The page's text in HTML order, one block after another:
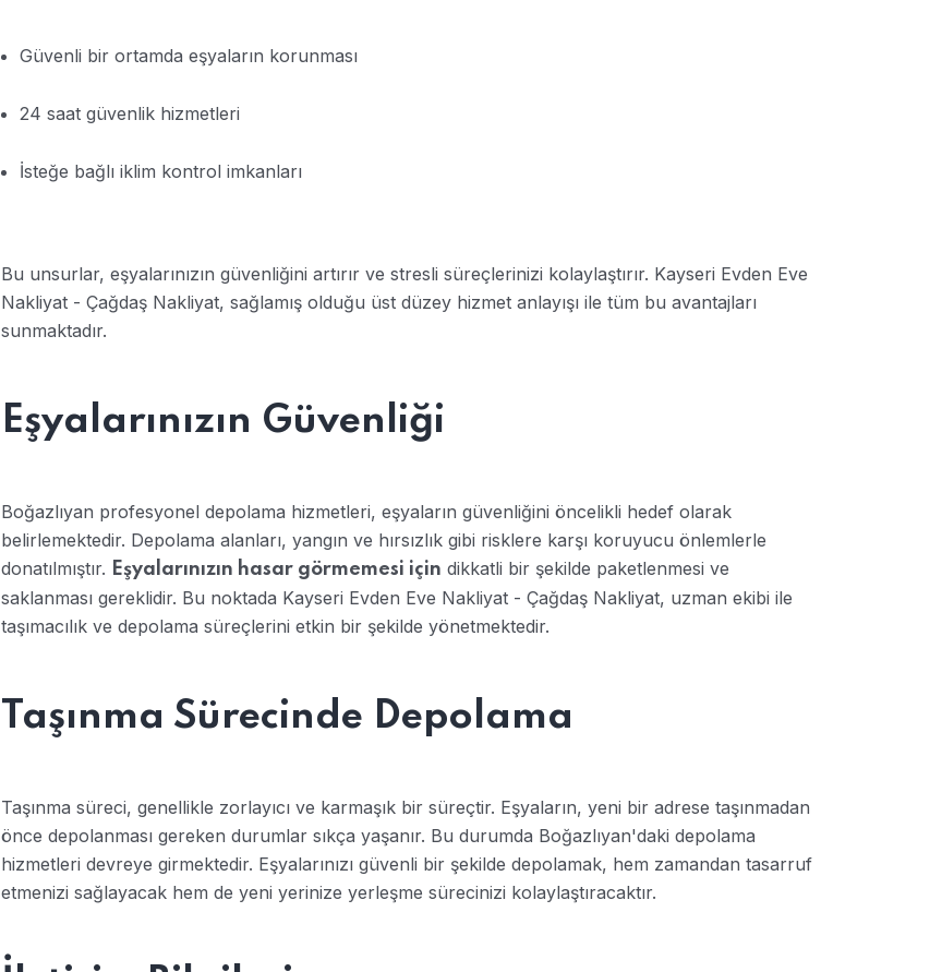
Güvenli bir ortamda eşyaların korunması
24 saat güvenlik hizmetleri
İsteğe bağlı iklim kontrol imkanları
Bu unsurlar, eşyalarınızın güvenliğini artırır ve stresli süreçlerinizi kolaylaştırır. Kayseri Evden Eve
Nakliyat - Çağdaş Nakliyat, sağlamış olduğu üst düzey hizmet anlayışı ile tüm bu avantajları
sunmaktadır.
Eşyalarınızın Güvenliği
Boğazlıyan profesyonel depolama hizmetleri, eşyaların güvenliğini öncelikli hedef olarak
belirlemektedir. Depolama alanları, yangın ve hırsızlık gibi risklere karşı koruyucu önlemlerle
donatılmıştır. Eşyalarınızın hasar görmemesi için dikkatli bir şekilde paketlenmesi ve
saklanması gereklidir. Bu noktada Kayseri Evden Eve Nakliyat - Çağdaş Nakliyat, uzman ekibi ile
taşımacılık ve depolama süreçlerini etkin bir şekilde yönetmektedir.
Taşınma Sürecinde Depolama
Taşınma süreci, genellikle zorlayıcı ve karmaşık bir süreçtir. Eşyaların, yeni bir adrese taşınmadan
önce depolanması gereken durumlar sıkça yaşanır. Bu durumda Boğazlıyan'daki depolama
hizmetleri devreye girmektedir. Eşyalarınızı güvenli bir şekilde depolamak, hem zamandan tasarruf
etmenizi sağlayacak hem de yeni yerinize yerleşme sürecinizi kolaylaştıracaktır.